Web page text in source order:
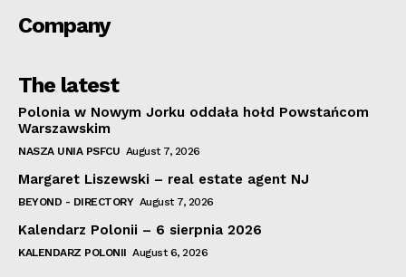
Company
The latest
Polonia w Nowym Jorku oddała hołd Powstańcom
Warszawskim
NASZA UNIA PSFCU August 7, 2026
Margaret Liszewski – real estate agent NJ
BEYOND - DIRECTORY August 7, 2026
Kalendarz Polonii – 6 sierpnia 2026
KALENDARZ POLONII August 6, 2026